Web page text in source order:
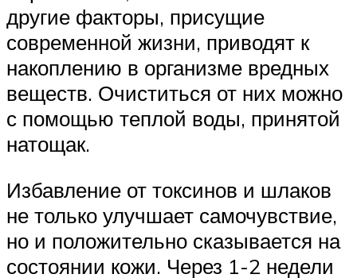
другие факторы, присущие
современной жизни, приводят к
накоплению в организме вредных
веществ. Очиститься от них можно
с помощью теплой воды, принятой
натощак.
Избавление от токсинов и шлаков
не только улучшает самочувствие,
но и положительно сказывается на
состоянии кожи. Через 1-2 недели